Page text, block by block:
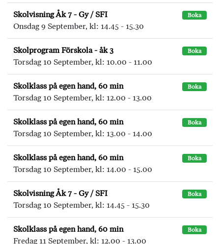
Skolvisning Åk 7 - Gy / SFI Boka
Onsdag 9 September, kl: 14.45 - 15.30
Skolprogram Förskola - åk 3 Boka
Torsdag 10 September, kl: 10.00 - 11.00
Skolklass på egen hand, 60 min Boka
Torsdag 10 September, kl: 12.00 - 13.00
Skolklass på egen hand, 60 min Boka
Torsdag 10 September, kl: 13.00 - 14.00
Skolklass på egen hand, 60 min Boka
Torsdag 10 September, kl: 14.00 - 15.00
Skolvisning Åk 7 - Gy / SFI Boka
Torsdag 10 September, kl: 14.45 - 15.30
Skolklass på egen hand, 60 min Boka
Fredag 11 September, kl: 12.00 - 13.00